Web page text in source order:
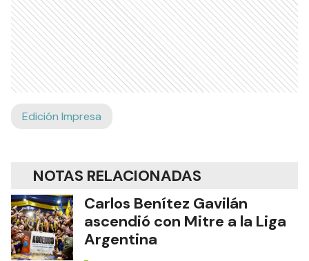
Edición Impresa
NOTAS RELACIONADAS
Carlos Benítez Gavilán
ascendió con Mitre a la Liga
Argentina